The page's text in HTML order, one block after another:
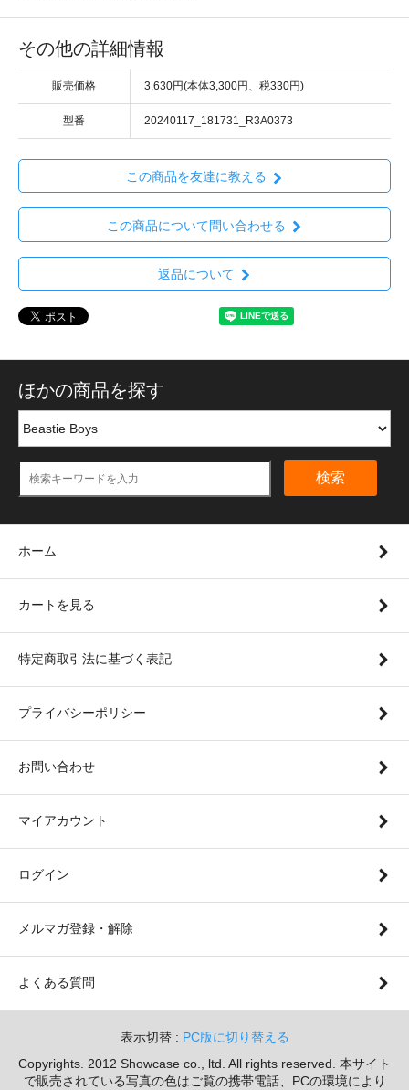
その他の詳細情報
販売価格 3,630円(本体3,300円、税330円)
型番 20240117_181731_R3A0373
この商品を友達に教える
この商品について問い合わせる
返品について
ほかの商品を探す
検索
ホーム
カートを見る
特定商取引法に基づく表記
プライバシーポリシー
お問い合わせ
マイアカウント
ログイン
メルマガ登録・解除
よくある質問
表示切替 : PC版に切り替える
Copyrights. 2012 Showcase co., ltd. All rights reserved. 本サイト
で販売されている写真の色はご覧の携帯電話、PCの環境により